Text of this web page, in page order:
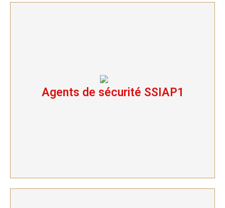
Agents de sécurité SSIAP1
Agents de sécurité SSIAP1